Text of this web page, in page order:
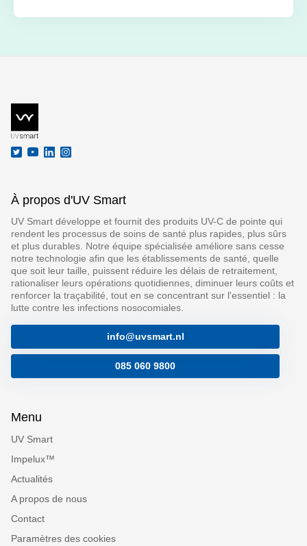
À propos d'UV Smart
UV Smart développe et fournit des produits UV-C de pointe qui
rendent les processus de soins de santé plus rapides, plus sûrs
et plus durables. Notre équipe spécialisée améliore sans cesse
notre technologie afin que les établissements de santé, quelle
que soit leur taille, puissent réduire les délais de retraitement,
rationaliser leurs opérations quotidiennes, diminuer leurs coûts et
renforcer la traçabilité, tout en se concentrant sur l'essentiel : la
lutte contre les infections nosocomiales.
info@uvsmart.nl
085 060 9800
Menu
UV Smart
Impelux™
Actualités
A propos de nous
Contact
Paramètres des cookies